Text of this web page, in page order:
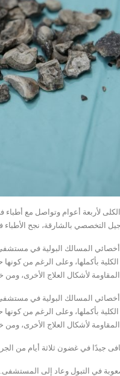
لأربعة أعوام وتواصل مع أطباء
التخصصي بالشارقة، نجح الأطباء
المسالك البولية في
بأكملها، وعلى الرغم من
لأشكال العلاج الأخرى، ومن
المسالك البولية في
بأكملها، وعلى الرغم من
لأشكال العلاج الأخرى، ومن
جيدًا في غضون ثلاثة أيام من
صعوبة في التبول وعاد إلى